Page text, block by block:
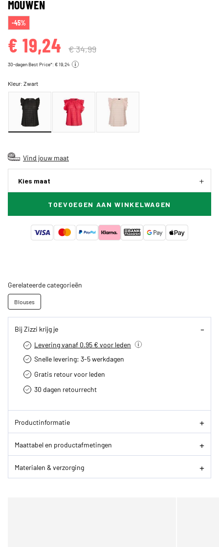
MOUWEN
-45%
€ 19,24 € 34,99
30-dagen Best Price*: € 19,24
Kleur:Zwart
Vind jouw maat
Kies maat
TOEVOEGEN AAN WINKELWAGEN
Gerelateerde categorieën
Blouses
Bij Zizzi krijg je
Levering vanaf 0.95 € voor leden
Snelle levering: 3-5 werkdagen
Gratis retour voor leden
30 dagen retourrecht­
Productinformatie
Maattabel en productafmetingen
Materialen & verzorging